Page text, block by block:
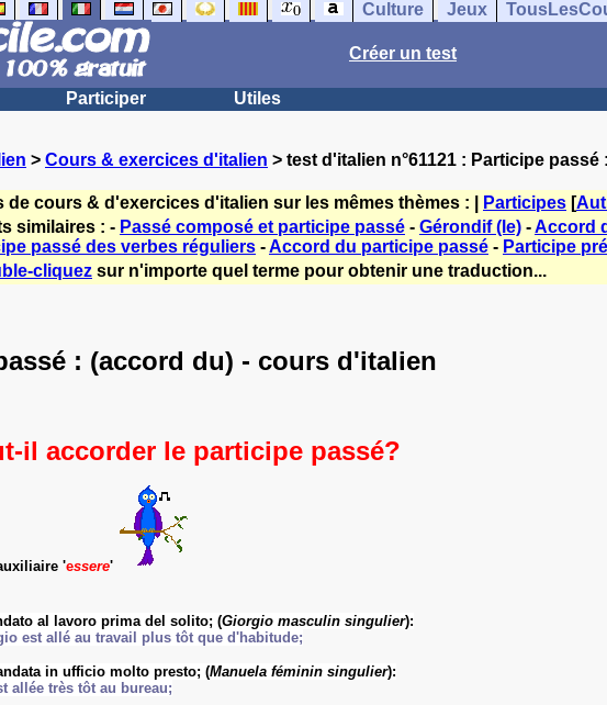
Culture Jeux
Créer un test
Participer Utiles
> Cours & exercices d'italien > test d'italien n°61121 : Participe
de cours & d'exercices d'italien sur les mêmes thèmes : | Participes [
similaires : - Passé composé et participe passé - Gérondif (le) -Accord
passé des verbes réguliers -Accord du participe passé - Participe
cliquez sur n'importe quel terme pour obtenir une traduction...
: (accord du) - cours d'italien
il accorder le participe passé?
'essere'
o al lavoro prima del solito; (Giorgio masculin singulier):
est allé au travail plus tôt que d'habitude;
a in ufficio molto presto; (Manuela féminin singulier):
allée très tôt au bureau;